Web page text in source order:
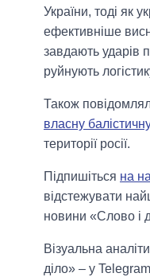
України, тоді як
ефективніше
завдають ударів
руйнують
Також
власну
території росії.
Підпишіться на
відстежувати
новини «Слово і
Візуальна
діло» – у